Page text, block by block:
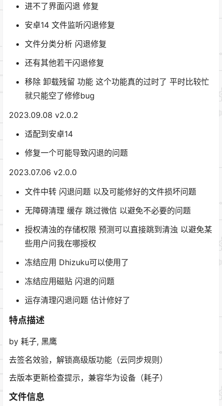
进不了界面闪退 修复
安卓14 文件监听闪退修复
文件分类分析 闪退修复
还有其他若干闪退修复
移除 卸载残留 功能 这个功能真的过时了 平时比较忙
就只能空了修修bug
2023.09.08 v2.0.2
适配到安卓14
修复一个可能导致闪退的问题
2023.07.06 v2.0.0
文件中转 闪退问题 以及可能修好的文件损坏问题
无障碍清理 缓存 跳过微信 以避免不必要的问题
授权清浊的存储权限 预测可以直接跳到清浊 以避免某
些用户问我在哪授权
冻结应用 Dhizuku可以使用了
冻结应用磁贴 闪退的问题
运存清理闪退问题 估计修好了
特点描述
by 耗子, 黑鹰
去签名效验，解锁高级版功能（云同步规则）
去版本更新检查提示，兼容华为设备（耗子）
文件信息